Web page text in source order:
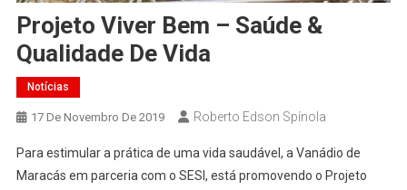
Projeto Viver Bem – Saúde &
Qualidade De Vida
Notícias
17 De Novembro De 2019 Roberto Edson Spínola
Para estimular a prática de uma vida saudável, a Vanádio de
Maracás em parceria com o SESI, está promovendo o Projeto